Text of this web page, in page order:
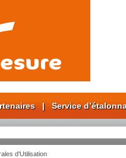
| Service
d'Utilisation